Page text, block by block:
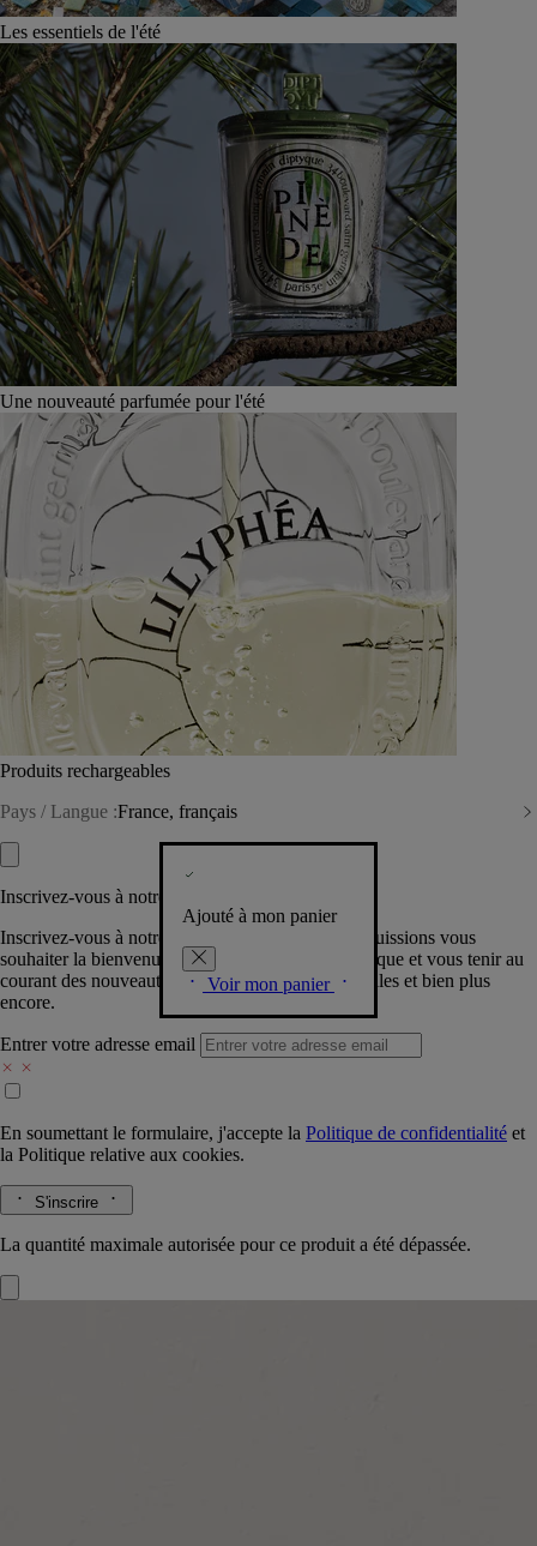
Les essentiels de l'été
Une nouveauté parfumée pour l'été
Produits rechargeables
Pays / Langue :France, français
Ajouté à mon panier
Voir mon panier
Inscrivez-vous à notre Newsletter
Inscrivez-vous à notre newsletter pour que nous puissions vous
souhaiter la bienvenue dans la communauté Diptyque et vous tenir au
courant des nouveautés, événements, offres spéciales et bien plus
encore.
Entrer votre adresse email
En soumettant le formulaire, j'accepte la Politique de confidentialité et
la Politique relative aux cookies.
S'inscrire
La quantité maximale autorisée pour ce produit a été dépassée.